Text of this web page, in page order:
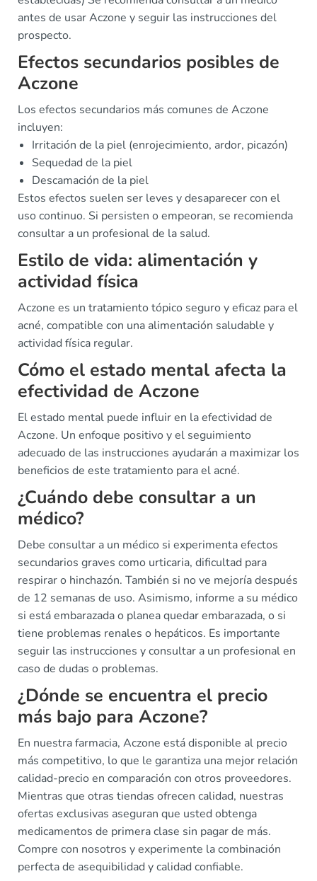
antes de usar Aczone y seguir las instrucciones del
prospecto.
Efectos secundarios posibles de
Aczone
Los efectos secundarios más comunes de Aczone
incluyen:
Irritación de la piel (enrojecimiento, ardor, picazón)
Sequedad de la piel
Descamación de la piel
Estos efectos suelen ser leves y desaparecer con el
uso continuo. Si persisten o empeoran, se recomienda
consultar a un profesional de la salud.
Estilo de vida: alimentación y
actividad física
Aczone es un tratamiento tópico seguro y eficaz para el
acné, compatible con una alimentación saludable y
actividad física regular.
Cómo el estado mental afecta la
efectividad de Aczone
El estado mental puede influir en la efectividad de
Aczone. Un enfoque positivo y el seguimiento
adecuado de las instrucciones ayudarán a maximizar los
beneficios de este tratamiento para el acné.
¿Cuándo debe consultar a un
médico?
Debe consultar a un médico si experimenta efectos
secundarios graves como urticaria, dificultad para
respirar o hinchazón. También si no ve mejoría después
de 12 semanas de uso. Asimismo, informe a su médico
si está embarazada o planea quedar embarazada, o si
tiene problemas renales o hepáticos. Es importante
seguir las instrucciones y consultar a un profesional en
caso de dudas o problemas.
¿Dónde se encuentra el precio
más bajo para Aczone?
En nuestra farmacia, Aczone está disponible al precio
más competitivo, lo que le garantiza una mejor relación
calidad-precio en comparación con otros proveedores.
Mientras que otras tiendas ofrecen calidad, nuestras
ofertas exclusivas aseguran que usted obtenga
medicamentos de primera clase sin pagar de más.
Compre con nosotros y experimente la combinación
perfecta de asequibilidad y calidad confiable.